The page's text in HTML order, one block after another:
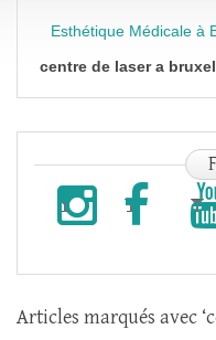
Esthétique Médicale à
centre de laser a
Articles marqués avec